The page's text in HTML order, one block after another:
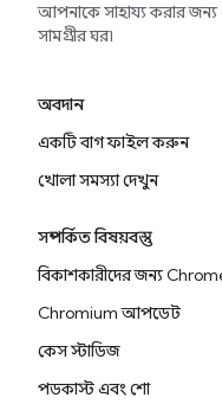
আপনাকে সাহায্য করার
সামগ্রীর ঘর৷
অবদান
একটি বাগ ফাইল করুন
খোলা সমস্যা দেখুন
সম্পর্কিত বিষয়বস্তু
বিকাশকারীদের জন্য
Chromium আপডেট
কেস স্টাডিজ
পডকাস্ট এবং শো